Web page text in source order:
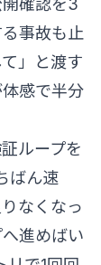
確認を3
事故も止
」と渡す
感で半分
ループを
ばん速
なくなっ
へ進めばい